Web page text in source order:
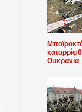
Ουκρανία